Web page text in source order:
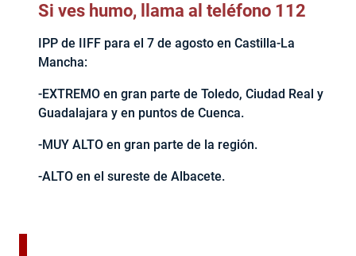
Si ves humo, llama al teléfono 112
IPP de IIFF para el 7 de agosto en Castilla-La
Mancha:
-EXTREMO en gran parte de Toledo, Ciudad Real y
Guadalajara y en puntos de Cuenca.
-MUY ALTO en gran parte de la región.
-ALTO en el sureste de Albacete.